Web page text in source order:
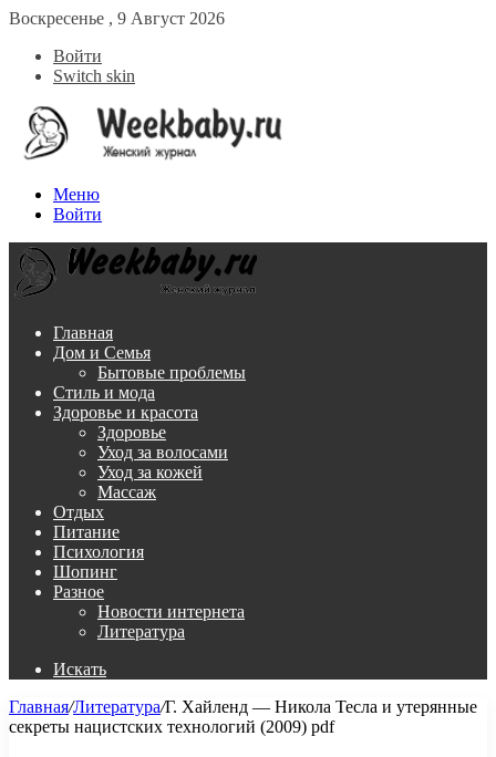
Воскресенье , 9 Август 2026
Войти
Switch skin
Меню
Войти
Главная
Дом и Семья
Бытовые проблемы
Стиль и мода
Здоровье и красота
Здоровье
Уход за волосами
Уход за кожей
Массаж
Отдых
Питание
Психология
Шопинг
Разное
Новости интернета
Литература
Искать
Главная/Литература/Г. Хайленд — Никола Тесла и утерянные
секреты нацистских технологий (2009) pdf